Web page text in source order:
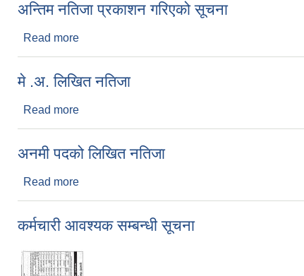
अन्तिम नतिजा प्रकाशन गरिएको सूचना
Read more
मे .अ. लिखित नतिजा
Read more
अनमी पदको लिखित नतिजा
Read more
कर्मचारी आवश्यक सम्बन्धी सूचना